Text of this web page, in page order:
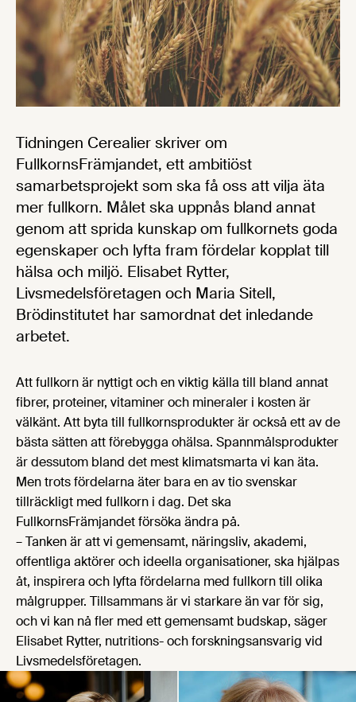
Tidningen Cerealier skriver om
FullkornsFrämjandet, ett ambitiöst
samarbetsprojekt som ska få oss att vilja äta
mer fullkorn. Målet ska uppnås bland annat
genom att sprida kunskap om fullkornets goda
egenskaper och lyfta fram fördelar kopplat till
hälsa och miljö. Elisabet Rytter,
Livsmedelsföretagen och Maria Sitell,
Brödinstitutet har samordnat det inledande
arbetet.
Att fullkorn är nyttigt och en viktig källa till bland annat
fibrer, proteiner, vitaminer och mineraler i kosten är
välkänt. Att byta till fullkornsprodukter är också ett av de
bästa sätten att förebygga ohälsa. Spannmålsprodukter
är dessutom bland det mest klimatsmarta vi kan äta.
Men trots fördelarna äter bara en av tio svenskar
tillräckligt med fullkorn i dag. Det ska
FullkornsFrämjandet försöka ändra på.
– Tanken är att vi gemensamt, näringsliv, akademi,
offentliga aktörer och ideella organisationer, ska hjälpas
åt, inspirera och lyfta fördelarna med fullkorn till olika
målgrupper. Tillsammans är vi starkare än var för sig,
och vi kan nå fler med ett gemensamt budskap, säger
Elisabet Rytter, nutritions- och forskningsansvarig vid
Livsmedelsföretagen.